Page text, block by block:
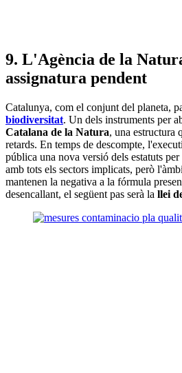
9. L'Agència de la
assignatura pendent
Catalunya, com el conjunt del planeta,
biodiversitat. Un dels instruments per
Catalana de la Natura, una estructura
retards. En temps de descompte,
pública una nova versió dels estatuts
amb tots els sectors implicats, però
mantenen la negativa a la fórmula
desencallant, el següent pas serà la llei